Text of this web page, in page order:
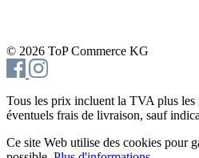
© 2026 ToP Commerce KG
Tous les prix incluent la TVA plus les
éventuels frais de livraison, sauf
Ce site Web utilise des cookies pour